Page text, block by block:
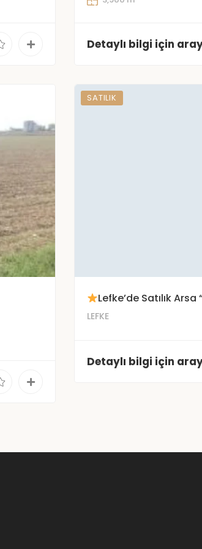
Detaylı bilgi için
SATILIK
Lefke’de Satılık Arsa
LEFKE
Detaylı bilgi için